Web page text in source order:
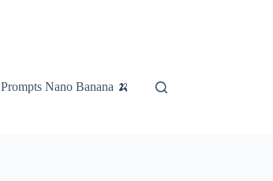
Prompts Nano Banana 🍌